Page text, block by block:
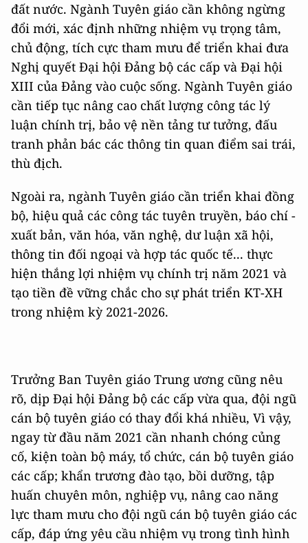
đất nước. Ngành Tuyên giáo cần không ngừng
đổi mới, xác định những nhiệm vụ trọng tâm,
chủ động, tích cực tham mưu để triển khai đưa
Nghị quyết Đại hội Đảng bộ các cấp và Đại hội
XIII của Đảng vào cuộc sống. Ngành Tuyên giáo
cần tiếp tục nâng cao chất lượng công tác lý
luận chính trị, bảo vệ nền tảng tư tưởng, đấu
tranh phản bác các thông tin quan điểm sai trái,
thù địch.
Ngoài ra, ngành Tuyên giáo cần triển khai đồng
bộ, hiệu quả các công tác tuyên truyền, báo chí -
xuất bản, văn hóa, văn nghệ, dư luận xã hội,
thông tin đối ngoại và hợp tác quốc tế... thực
hiện thắng lợi nhiệm vụ chính trị năm 2021 và
tạo tiền đề vững chắc cho sự phát triển KT-XH
trong nhiệm kỳ 2021-2026.
Trưởng Ban Tuyên giáo Trung ương cũng nêu
rõ, dịp Đại hội Đảng bộ các cấp vừa qua, đội ngũ
cán bộ tuyên giáo có thay đổi khá nhiều, Vì vậy,
ngay từ đầu năm 2021 cần nhanh chóng củng
cố, kiện toàn bộ máy, tổ chức, cán bộ tuyên giáo
các cấp; khẩn trương đào tạo, bồi dưỡng, tập
huấn chuyên môn, nghiệp vụ, nâng cao năng
lực tham mưu cho đội ngũ cán bộ tuyên giáo các
cấp, đáp ứng yêu cầu nhiệm vụ trong tình hình